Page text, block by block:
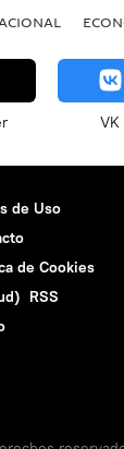
VK
de Uso
de Cookies
RSS